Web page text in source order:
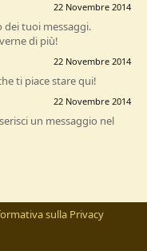
22 Novembre 2014
dei tuoi messaggi.
di più!
22 Novembre 2014
ti piace stare qui!
22 Novembre 2014
un messaggio nel
sulla Privacy